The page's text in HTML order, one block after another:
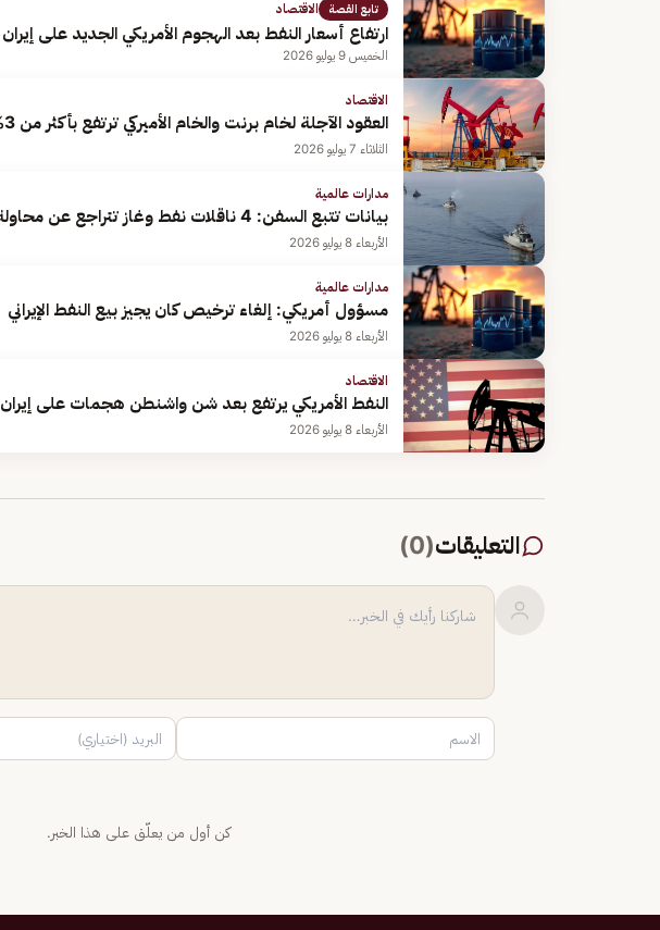
تابع القصة الاقتصاد
ارتفاع أسعار النفط بعد الهجوم الأمريكي الجديد على إيران
الخميس 9 يوليو 2026
الاقتصاد
العقود الآجلة لخام برنت والخام الأميركي ترتفع بأكثر من 3%
الثلاثاء 7 يوليو 2026
مدارات عالمية
بيانات تتبع السفن: 4 ناقلات نفط وغاز تتراجع عن محاولة عبور مضيق هرمز
الأربعاء 8 يوليو 2026
مدارات عالمية
مسؤول أمريكي: إلغاء ترخيص كان يجيز بيع النفط الإيراني
الأربعاء 8 يوليو 2026
الاقتصاد
النفط الأمريكي يرتفع بعد شن واشنطن هجمات على إيران
الأربعاء 8 يوليو 2026
التعليقات(
0
)
كن أول من يعلّق على هذا الخبر.